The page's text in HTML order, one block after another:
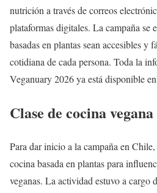
nutrición a través de correos
plataformas digitales. La campaña se
basadas en plantas sean accesibles y
cotidiana de cada persona. Toda la
Veganuary 2026 ya está disponible
Clase de cocina vegana
Para dar inicio a la campaña en
cocina basada en plantas para
veganas. La actividad estuvo a cargo